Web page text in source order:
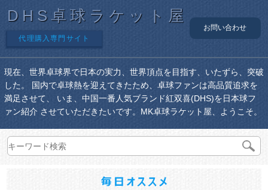
DHS卓球ラケット屋
代理購入専門サイト
お問い合わせ
現在、世界卓球界で日本の実力、世界頂点を目指す、いたずら、突破
した。 国内で卓球熱を迎えてきたため、卓球ファンは高品質追求を
満足させて、 いま、中国一番人気ブランド紅双喜(DHS)を日本球フ
ァン紹介 させていただきたいです。MK卓球ラケット屋、ようこそ。